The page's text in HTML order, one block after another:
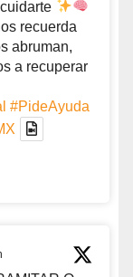
recuerda
abruman,
a recuperar
#PideAyuda